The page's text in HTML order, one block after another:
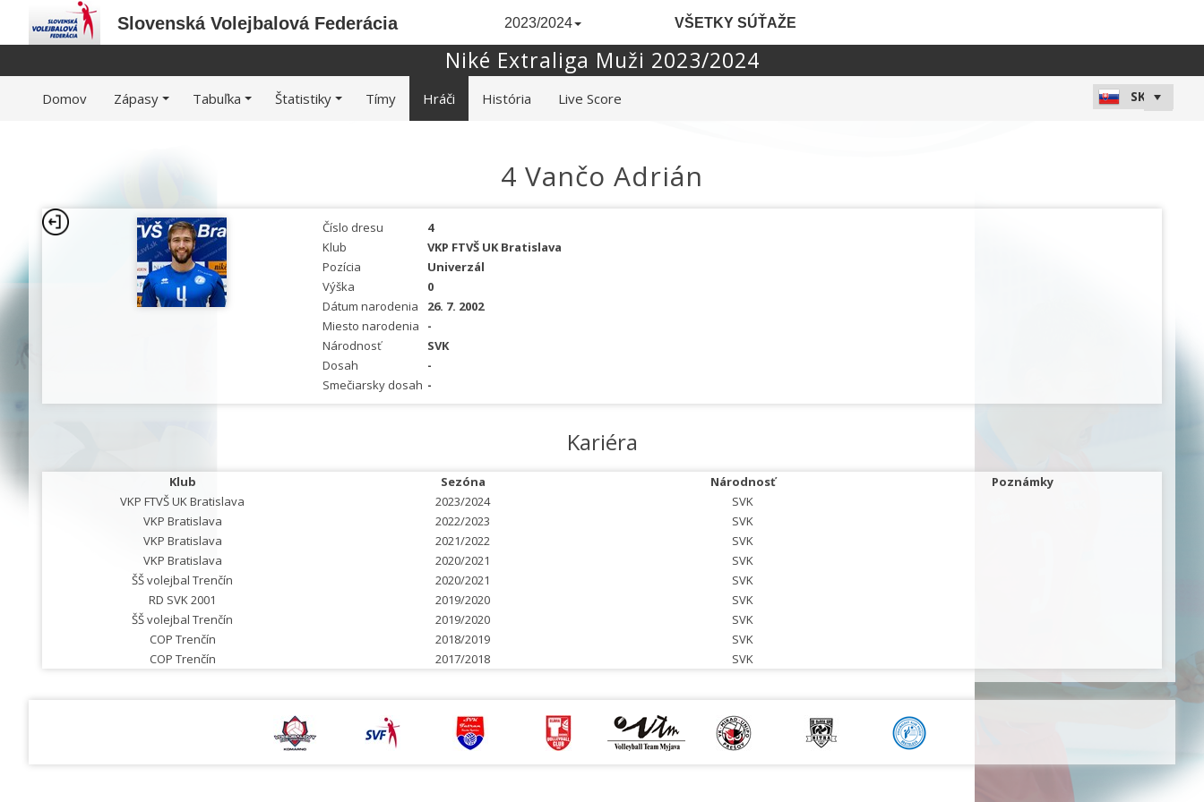
Slovenská Volejbalová Federácia 2023/2024 VŠETKY SÚŤAŽE
Niké Extraliga Muži 2023/2024
Domov Zápasy Tabuľka Štatistiky Tímy Hráči História Live Score
4 Vančo Adrián
Číslo dresu
4
Klub
VKP FTVŠ UK Bratislava
Pozícia
Univerzál
Výška
0
Dátum narodenia
26. 7. 2002
Miesto narodenia
-
Národnosť
SVK
Dosah
-
Smečiarsky dosah -
Kariéra
Klub Sezóna Národnosť
Poznámky
VKP FTVŠ UK Bratislava
2023/2024
SVK
VKP Bratislava
2022/2023
SVK
VKP Bratislava
2021/2022
SVK
VKP Bratislava
2020/2021
SVK
ŠŠ volejbal Trenčín
2020/2021
SVK
RD SVK 2001
2019/2020
SVK
ŠŠ volejbal Trenčín
2019/2020
SVK
COP Trenčín
2018/2019
SVK
COP Trenčín
2017/2018 SVK